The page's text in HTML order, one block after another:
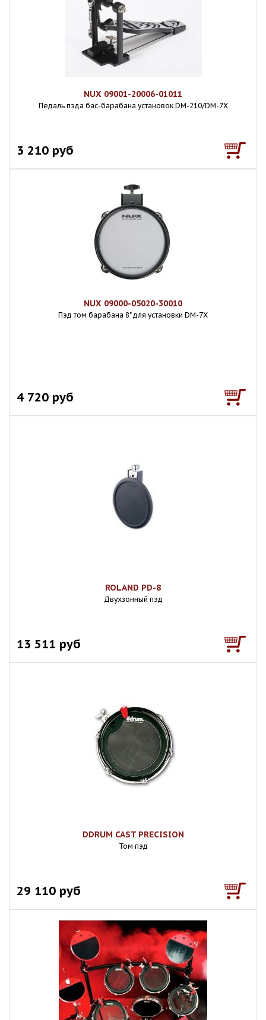
NUX 09001-20006-01011
Педаль пэда бас-барабана установок DM-210/DM-7X
3 210 руб
NUX 09000-05020-30010
Пэд том барабана 8" для установки DM-7X
4 720 руб
ROLAND PD-8
Двухзонный пэд
13 511 руб
DDRUM CAST PRECISION
Том пэд
29 110 руб